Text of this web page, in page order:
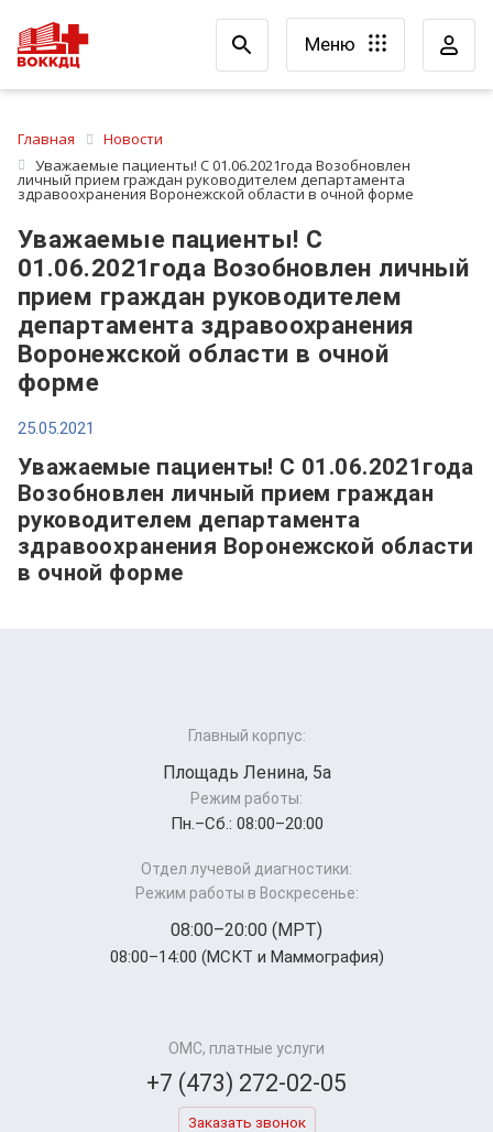
Меню
Главная
Новости
Уважаемые пациенты! С 01.06.2021года Возобновлен
личный прием граждан руководителем департамента
здравоохранения Воронежской области в очной форме
Уважаемые пациенты! С
01.06.2021года Возобновлен личный
прием граждан руководителем
департамента здравоохранения
Воронежской области в очной
форме
25.05.2021
Уважаемые пациенты! С 01.06.2021года
Возобновлен личный прием граждан
руководителем департамента
здравоохранения Воронежской области
в очной форме
Главный корпус:
Площадь Ленина, 5а
Режим работы:
Пн.–Cб.: 08:00–20:00
Отдел лучевой диагностики:
Режим работы в Воскресенье:
08:00–20:00 (МРТ)
08:00–14:00 (МСКТ и Маммография)
ОМС, платные услуги
+7 (473) 272-02-05
Заказать звонок